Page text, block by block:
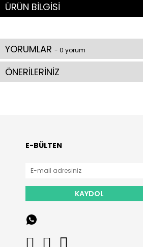
ÜRÜN BİLGİSİ
YORUMLAR - 0 yorum
ÖNERİLERİNİZ
E-BÜLTEN
KAYDOL